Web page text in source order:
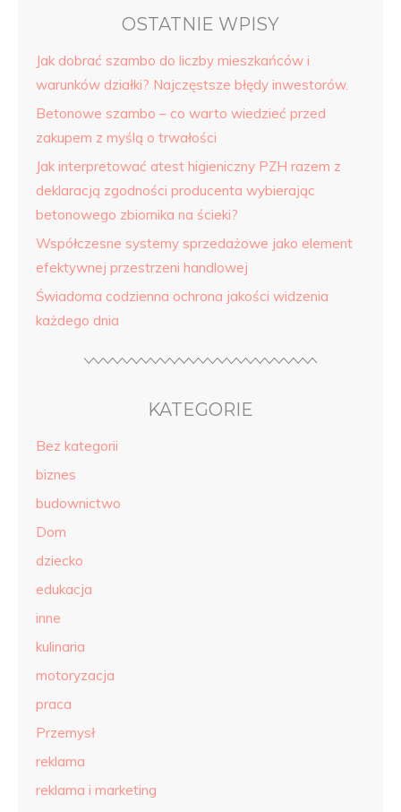
OSTATNIE WPISY
Jak dobrać szambo do liczby mieszkańców i
warunków działki? Najczęstsze błędy inwestorów.
Betonowe szambo – co warto wiedzieć przed
zakupem z myślą o trwałości
Jak interpretować atest higieniczny PZH razem z
deklaracją zgodności producenta wybierając
betonowego zbiornika na ścieki?
Współczesne systemy sprzedażowe jako element
efektywnej przestrzeni handlowej
Świadoma codzienna ochrona jakości widzenia
każdego dnia
KATEGORIE
Bez kategorii
biznes
budownictwo
Dom
dziecko
edukacja
inne
kulinaria
motoryzacja
praca
Przemysł
reklama
reklama i marketing